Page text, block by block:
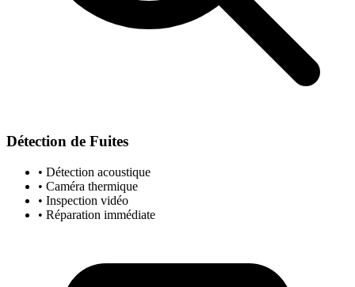
Détection de Fuites
• Détection acoustique
• Caméra thermique
• Inspection vidéo
• Réparation immédiate